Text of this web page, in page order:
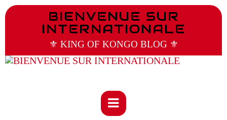
BIENVENUE SUR
INTERNATIONALE
⚜️ KING OF KONGO BLOG ⚜️